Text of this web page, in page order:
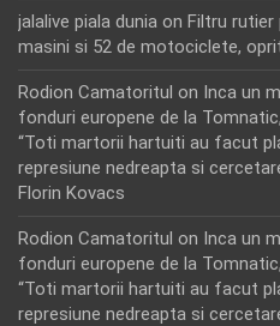
jalalive piala dunia on Filtru rutier
masini si 52 de motociclete,
Rodion Camatoritul on Inca un
fonduri europene de la
“Toti martorii hartuiti au facut
represiune nedreapta si
Florin Kovacs
Rodion Camatoritul on Inca un
fonduri europene de la
“Toti martorii hartuiti au facut
represiune nedreapta si